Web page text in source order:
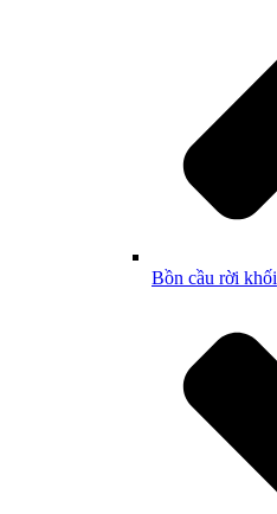
Bồn cầu rời khối